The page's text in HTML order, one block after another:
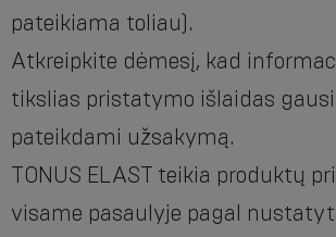
pateikiama toliau).
Atkreipkite dėmesį, kad
tikslias pristatymo išlaidas
pateikdami užsakymą.
TONUS ELAST teikia produktų
visame pasaulyje pagal